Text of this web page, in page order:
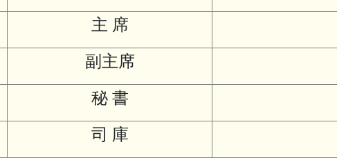
主 席
副主席
秘 書
司 庫